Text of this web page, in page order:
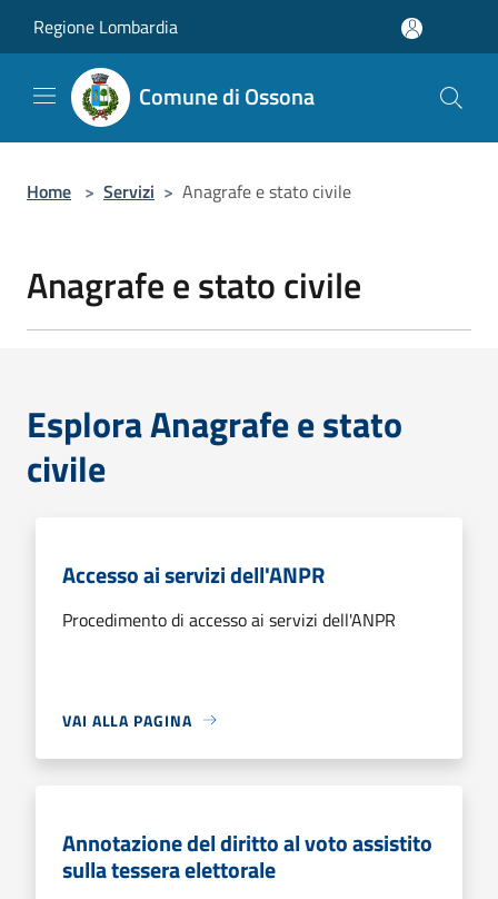
Regione Lombardia
Comune di Ossona
Home > Servizi > Anagrafe e stato civile
Anagrafe e stato civile
Esplora Anagrafe e stato
civile
Accesso ai servizi dell'ANPR
Procedimento di accesso ai servizi dell'ANPR
VAI ALLA PAGINA
Annotazione del diritto al voto assistito
sulla tessera elettorale